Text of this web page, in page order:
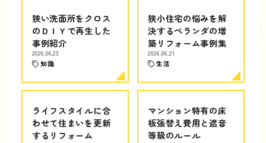
狭い洗面所をクロス
のＤＩＹで再生した
事例紹介
2026.06.23
知識
狭小住宅の悩みを解
決するベランダの増
築リフォーム事例集
2026.06.21
生活
ライフスタイルに合
わせて住まいを更新
するリフォーム
マンション特有の床
板張替え費用と遮音
等級のルール